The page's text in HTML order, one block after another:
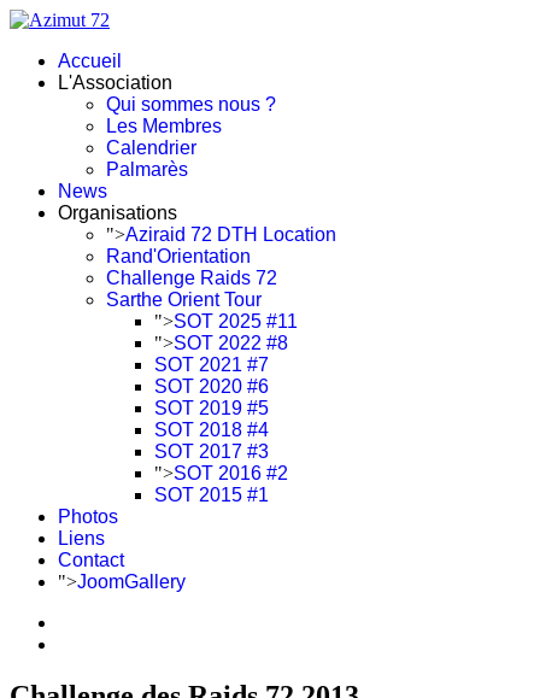
Accueil
L'Association
Qui sommes nous ?
Les Membres
Calendrier
Palmarès
News
Organisations
">Aziraid 72 DTH Location
Rand'Orientation
Challenge Raids 72
Sarthe Orient Tour
">SOT 2025 #11
">SOT 2022 #8
SOT 2021 #7
SOT 2020 #6
SOT 2019 #5
SOT 2018 #4
SOT 2017 #3
">SOT 2016 #2
SOT 2015 #1
Photos
Liens
Contact
">JoomGallery